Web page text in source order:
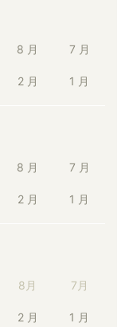
8 月 7 月
2 月 1 月
8 月 7 月
2 月 1 月
8月 7月
2 月 1 月